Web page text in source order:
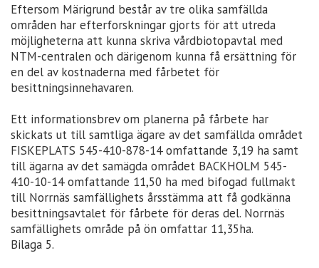
Eftersom Märigrund består av tre olika samfällda
områden har efterforskningar gjorts för att utreda
möjligheterna att kunna skriva vårdbiotopavtal med
NTM-centralen och därigenom kunna få ersättning för
en del av kostnaderna med fårbetet för
besittningsinnehavaren.
Ett informationsbrev om planerna på fårbete har
skickats ut till samtliga ägare av det samfällda området
FISKEPLATS 545-410-878-14 omfattande 3,19 ha samt
till ägarna av det samägda området BACKHOLM 545-
410-10-14 omfattande 11,50 ha med bifogad fullmakt
till Norrnäs samfällighets årsstämma att få godkänna
besittningsavtalet för fårbete för deras del. Norrnäs
samfällighets område på ön omfattar 11,35ha.
Bilaga 5.